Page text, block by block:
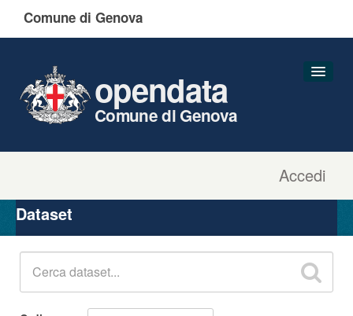
Comune di Genova
Accedi
opendata
Comune di Genova
Organizzazioni
Gruppi
Dataset